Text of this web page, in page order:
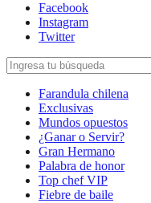
Facebook
Instagram
Twitter
Farandula chilena
Exclusivas
Mundos opuestos
¿Ganar o Servir?
Gran Hermano
Palabra de honor
Top chef VIP
Fiebre de baile